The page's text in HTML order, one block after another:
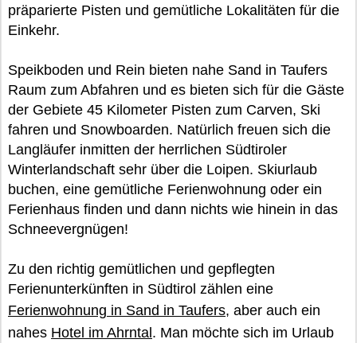
präparierte Pisten und gemütliche Lokalitäten für die
Einkehr.
Speikboden und Rein bieten nahe Sand in Taufers
Raum zum Abfahren und es bieten sich für die Gäste
der Gebiete 45 Kilometer Pisten zum Carven, Ski
fahren und Snowboarden. Natürlich freuen sich die
Langläufer inmitten der herrlichen Südtiroler
Winterlandschaft sehr über die Loipen. Skiurlaub
buchen, eine gemütliche Ferienwohnung oder ein
Ferienhaus finden und dann nichts wie hinein in das
Schneevergnügen!
Zu den richtig gemütlichen und gepflegten
Ferienunterkünften in Südtirol zählen eine
Ferienwohnung in Sand in Taufers, aber auch ein
nahes Hotel im Ahrntal . Man möchte sich im Urlaub